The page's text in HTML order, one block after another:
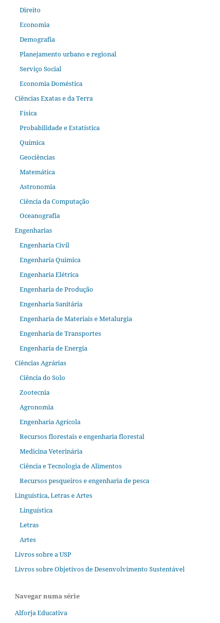
Direito
Economia
Demografia
Planejamento urbano e regional
Serviço Social
Economia Doméstica
Ciências Exatas e da Terra
Física
Probabilidade e Estatística
Química
Geociências
Matemática
Astronomia
Ciência da Computação
Oceanografia
Engenharias
Engenharia Civil
Engenharia Química
Engenharia Elétrica
Engenharia de Produção
Engenharia Sanitária
Engenharia de Materiais e Metalurgia
Engenharia de Transportes
Engenharia de Energia
Ciências Agrárias
Ciência do Solo
Zootecnia
Agronomia
Engenharia Agrícola
Recursos florestais e engenharia florestal
Medicina Veterinária
Ciência e Tecnologia de Alimentos
Recursos pesqueiros e engenharia de pesca
Linguística, Letras e Artes
Linguística
Letras
Artes
Livros sobre a USP
Livros sobre Objetivos de Desenvolvimento Sustentável
Navegar numa série
Alforja Educativa